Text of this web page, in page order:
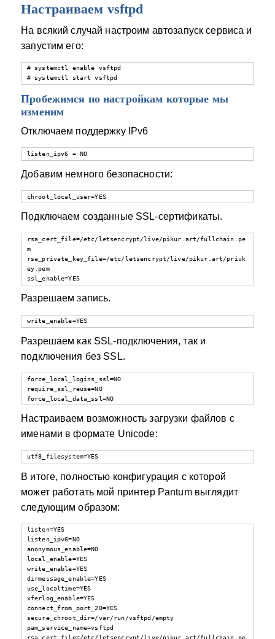
Настраиваем vsftpd
На всякий случай настроим автозапуск сервиса и
запустим его:
# systemctl enable vsftpd
# systemctl start vsftpd
Пробежимся по настройкам которые мы
изменим
Отключаем поддержку IPv6
listen_ipv6 = NO
Добавим немного безопасности:
chroot_local_user=YES
Подключаем созданные SSL-сертификаты.
rsa_cert_file=/etc/letsencrypt/live/pikur.art/fullchain.pe
m
rsa_private_key_file=/etc/letsencrypt/live/pikur.art/privk
ey.pem
ssl_enable=YES
Разрешаем запись.
write_enable=YES
Разрешаем как SSL-подключения, так и
подключения без SSL.
force_local_logins_ssl=NO
require_ssl_reuse=NO
force_local_data_ssl=NO
Настраиваем возможность загрузки файлов с
именами в формате Unicode:
utf8_filesystem=YES
В итоге, полностью конфигурация с которой
может работать мой принтер Pantum выглядит
следующим образом:
listen=YES
listen_ipv6=NO
anonymous_enable=NO
local_enable=YES
write_enable=YES
dirmessage_enable=YES
use_localtime=YES
xferlog_enable=YES
connect_from_port_20=YES
secure_chroot_dir=/var/run/vsftpd/empty
pam_service_name=vsftpd